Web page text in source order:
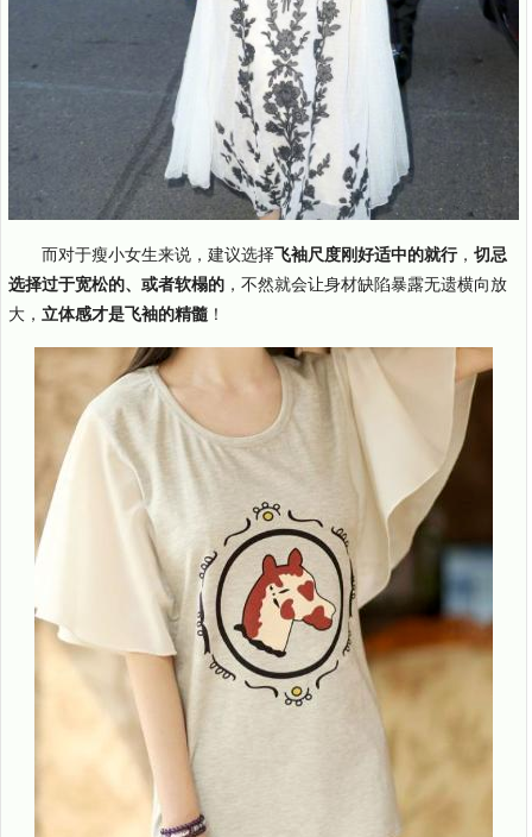
而对于瘦小女生来说，建议选择飞袖尺度刚好适中的就行， 切忌
选择过于宽松的、或者软榻的 ，不然就会让身材缺陷暴露无遗横向放
大， 立体感才是飞袖的精髓 ！